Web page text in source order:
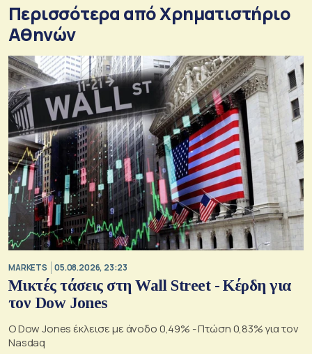
Περισσότερα από Xρηματιστήριο
Αθηνών
MARKETS 05.08.2026, 23:23
Μικτές τάσεις στη Wall Street - Κέρδη για
τον Dow Jones
Ο Dow Jones έκλεισε με άνοδο 0,49% - Πτώση 0,83% για τον
Nasdaq